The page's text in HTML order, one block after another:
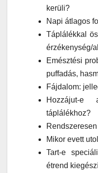
kerüli?
Napi átlagos
Táplálékkal
érzékenység/
Emésztési
puffadás,
Fájdalom:
Hozzájut-e
táplálékhoz?
Mikor evett
Tart-e
étrend